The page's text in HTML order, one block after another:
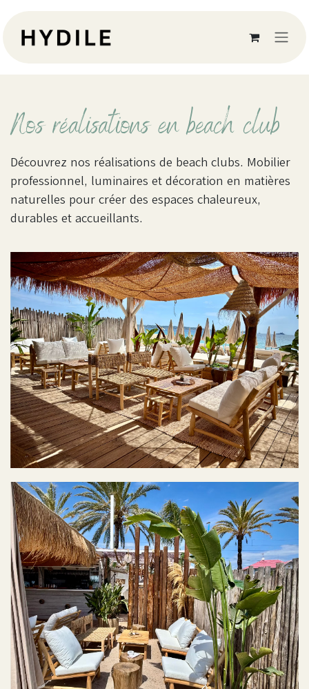
Nos réalisations en beach club
Découvrez nos réalisations de beach clubs. Mobilier
professionnel, luminaires et décoration en matières
naturelles pour créer des espaces chaleureux,
durables et accueillants.